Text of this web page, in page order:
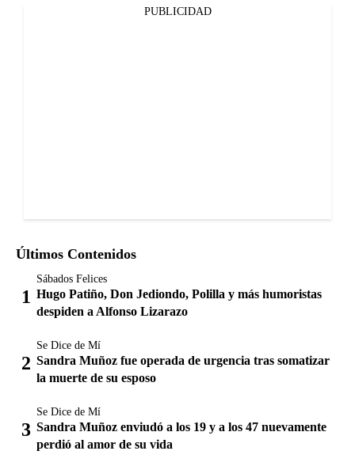
PUBLICIDAD
Últimos Contenidos
Sábados Felices
Hugo Patiño, Don Jediondo, Polilla y más humoristas
despiden a Alfonso Lizarazo
Se Dice de Mí
Sandra Muñoz fue operada de urgencia tras somatizar
la muerte de su esposo
Se Dice de Mí
Sandra Muñoz enviudó a los 19 y a los 47 nuevamente
perdió al amor de su vida